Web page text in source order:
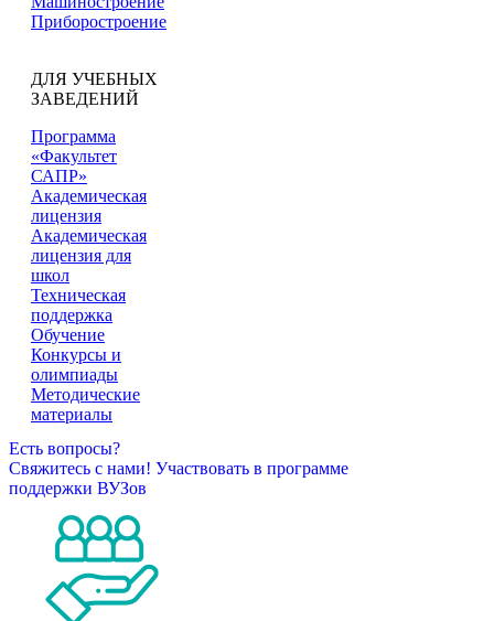
Приборостроение
ДЛЯ УЧЕБНЫХ
ЗАВЕДЕНИЙ
Программа
«Факультет
САПР»
Академическая
лицензия
Академическая
лицензия для
школ
Техническая
поддержка
Обучение
Конкурсы и
олимпиады
Методические
материалы
Есть вопросы?
Свяжитесь с нами! Участвовать в программе
поддержки ВУЗов